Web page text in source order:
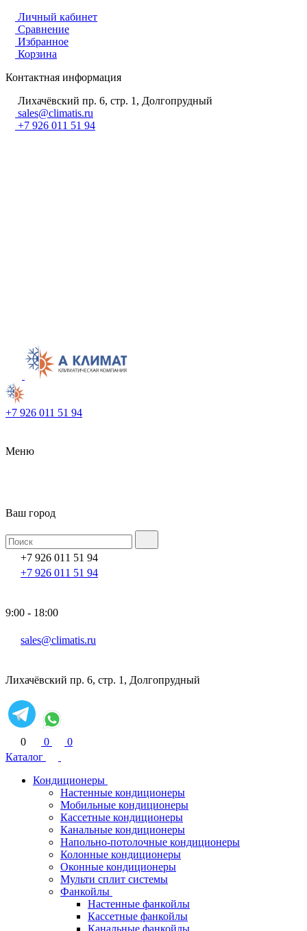
Личный кабинет
Сравнение
Избранное
Корзина
Контактная информация
Лихачёвский пр. 6, стр. 1, Долгопрудный
sales@climatis.ru
+7 926 011 51 94
+7 926 011 51 94
Меню
Ваш город
+7 926 011 51 94
+7 926 011 51 94
9:00 - 18:00
sales@climatis.ru
Лихачёвский пр. 6, стр. 1, Долгопрудный
0 0
0
Каталог
Кондиционеры
Настенные кондиционеры
Мобильные кондиционеры
Кассетные кондиционеры
Канальные кондиционеры
Напольно-потолочные кондиционеры
Колонные кондиционеры
Оконные кондиционеры
Мульти сплит системы
Фанкойлы
Настенные фанкойлы
Кассетные фанкойлы
Канальные фанкойлы